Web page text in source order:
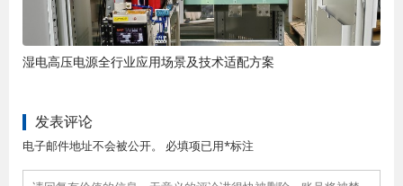
湿电高压电源全行业应用场景及技术适配方案
发表评论
电子邮件地址不会被公开。 必填项已用*标注